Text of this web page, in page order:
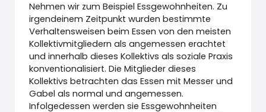
Nehmen wir zum Beispiel Essgewohnheiten. Zu
irgendeinem Zeitpunkt wurden bestimmte
Verhaltensweisen beim Essen von den meisten
Kollektivmitgliedern als angemessen erachtet
und innerhalb dieses Kollektivs als soziale Praxis
konventionalisiert. Die Mitglieder dieses
Kollektivs betrachten das Essen mit Messer und
Gabel als normal und angemessen.
Infolgedessen werden sie Essgewohnheiten